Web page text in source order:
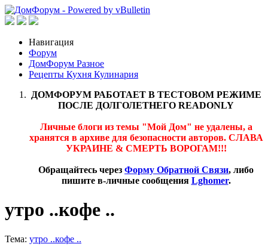
Навигация
Форум
ДомФорум Разное
Рецепты Кухня Кулинария
ДОМФОРУМ РАБОТАЕТ В ТЕСТОВОМ РЕЖИМЕ
ПОСЛЕ ДОЛГОЛЕТНЕГО READONLY
Личные блоги из темы "Мой Дом" не удалены, а
хранятся в архиве для безопасности авторов. СЛАВА
УКРАИНЕ & СМЕРТЬ ВОРОГАМ!!!
Обращайтесь через Форму Обратной Связи, либо
пишите в-личные сообщения Lghomer.
утро ..кофе ..
Тема: утро ..кофе ..